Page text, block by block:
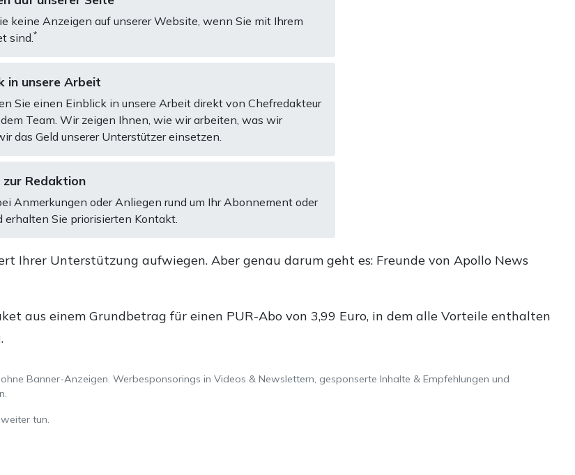
keine Anzeigen auf unserer Website, wenn Sie mit Ihrem
sind. *
in unsere Arbeit
Sie einen Einblick in unsere Arbeit direkt von Chefredakteur
Team. Wir zeigen Ihnen, wie wir arbeiten, was wir
das Geld unserer Unterstützer einsetzen.
Redaktion
Anmerkungen oder Anliegen rund um Ihr Abonnement oder
erhalten Sie priorisierten Kontakt.
Ihrer Unterstützung aufwiegen. Aber genau darum geht es: Freunde von Apollo News
aus einem Grundbetrag für einen PUR-Abo von 3,99 Euro, in dem alle Vorteile enthalten
Banner-Anzeigen. Werbesponsorings in Videos & Newslettern, gesponserte Inhalte & Empfehlungen und
weiter tun.